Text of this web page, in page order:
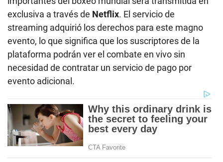
exclusiva a través de Netflix. El servicio de
streaming adquirió los derechos para este magno
evento, lo que significa que los suscriptores de la
plataforma podrán ver el combate en vivo sin
necesidad de contratar un servicio de pago por
evento adicional.